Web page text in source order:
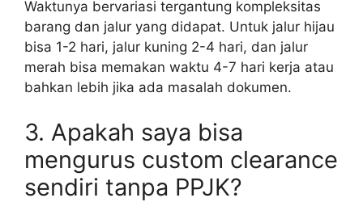
Waktunya bervariasi tergantung kompleksitas
barang dan jalur yang didapat. Untuk jalur hijau
bisa 1-2 hari, jalur kuning 2-4 hari, dan jalur
merah bisa memakan waktu 4-7 hari kerja atau
bahkan lebih jika ada masalah dokumen.
3. Apakah saya bisa
mengurus custom clearance
sendiri tanpa PPJK?